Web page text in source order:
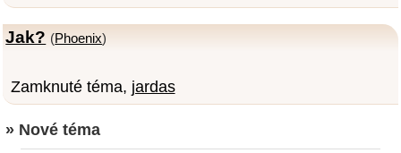
Jak? (Phoenix)
Zamknuté téma, jardas
» Nové téma